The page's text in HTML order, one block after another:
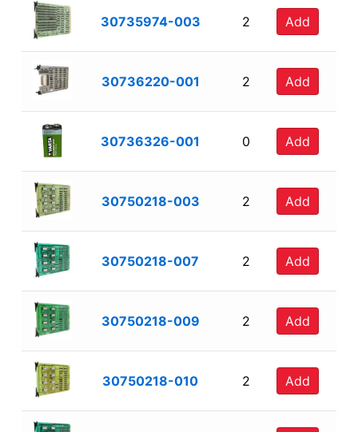
30735974-003 2 Add
30736220-001 2 Add
30736326-001 0 Add
30750218-003 2 Add
30750218-007 2 Add
30750218-009 2 Add
30750218-010 2 Add